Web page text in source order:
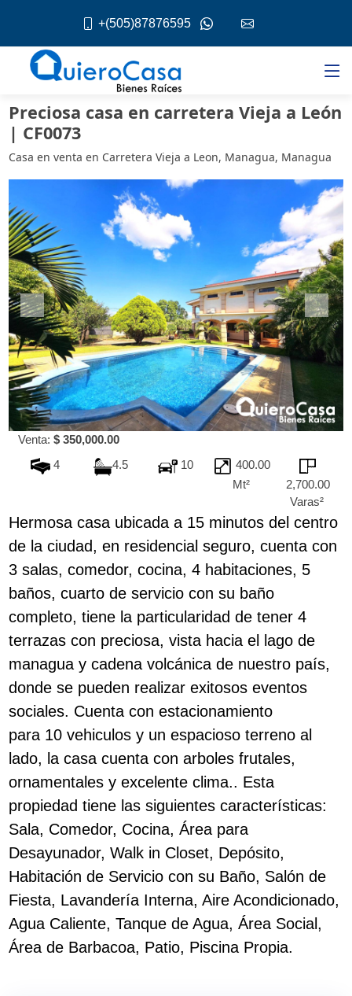
+(505)87876595
Preciosa casa en carretera Vieja a León
| CF0073
Casa en venta en Carretera Vieja a Leon, Managua, Managua
Venta: $ 350,000.00
4
4.5 10
400.00
Mt²
2,700.00
Varas²
Hermosa casa ubicada a 15 minutos del centro
de la ciudad, en residencial seguro, cuenta con
3 salas, comedor, cocina, 4 habitaciones, 5
baños, cuarto de servicio con su baño
completo, tiene la particularidad de tener 4
terrazas con preciosa, vista hacia el lago de
managua y cadena volcánica de nuestro país,
donde se pueden realizar exitosos eventos
sociales. Cuenta con estacionamiento
para 10 vehiculos y un espacioso terreno al
lado, la casa cuenta con arboles frutales,
ornamentales y excelente clima.. Esta
propiedad tiene las siguientes características:
Sala, Comedor, Cocina, Área para
Desayunador, Walk in Closet, Depósito,
Habitación de Servicio con su Baño, Salón de
Fiesta, Lavandería Interna, Aire Acondicionado,
Agua Caliente, Tanque de Agua, Área Social,
Área de Barbacoa, Patio, Piscina Propia.